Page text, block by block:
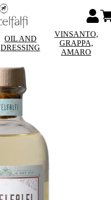
OIL AND
DRESSING
VINSANTO,
GRAPPA,
AMARO